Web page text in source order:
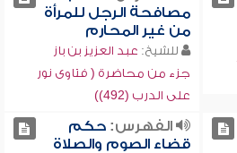
مصافحة الرجل للمرأة
من غير المحارم
للشيخ: عبد العزيز بن باز
جزء من محاضرة ( فتاوى نور
على الدرب (492))
الفهرس:حكم
قضاء الصوم والصلاة